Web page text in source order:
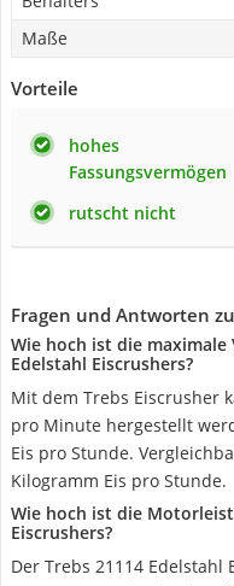
Maße
Vorteile
hohes
Fassungsvermögen
rutscht nicht
Fragen und Antworten
Wie hoch ist die maximale
Edelstahl Eiscrushers?
Mit dem Trebs Eiscrusher
pro Minute hergestellt
Eis pro Stunde.
Kilogramm Eis pro Stunde.
Wie hoch ist die
Eiscrushers?
Der Trebs 21114